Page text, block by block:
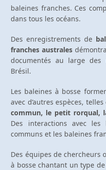
baleines franches. Ces
dans tous les océans.
Des enregistrements de
franches australes
documentés au large
Brésil.
Les baleines à bosse
avec d’autres espèces,
commun, le petit rorqual,
Des interactions avec
communs et les baleines
Des équipes de chercheurs
à bosse chantant un type